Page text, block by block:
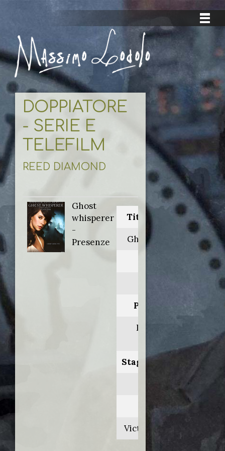
DOPPIATORE
- SERIE E
TELEFILM
REED DIAMOND
Ghost
whisperer
-
Presenze
Titolo originale:
Ghost whisperer
Personaggio:
Dott. Martin
Stagione.Episodio:
Regia di:
Victoria Hochberg